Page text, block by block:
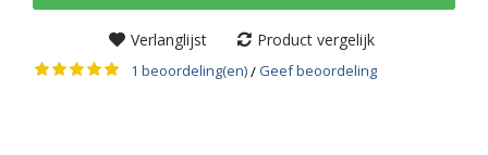
Verlanglijst Product vergelijk
1 beoordeling(en)/Geef beoordeling